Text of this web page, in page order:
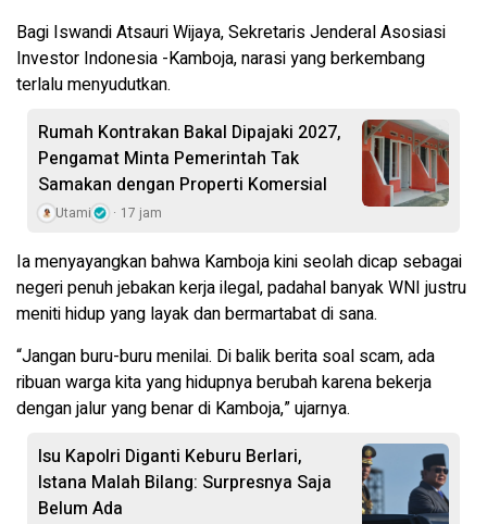
Bagi Iswandi Atsauri Wijaya, Sekretaris Jenderal Asosiasi
Investor Indonesia -Kamboja, narasi yang berkembang
terlalu menyudutkan.
Rumah Kontrakan Bakal Dipajaki 2027,
Pengamat Minta Pemerintah Tak
Samakan dengan Properti Komersial
Utami 17 jam
Ia menyayangkan bahwa Kamboja kini seolah dicap sebagai
negeri penuh jebakan kerja ilegal, padahal banyak WNI justru
meniti hidup yang layak dan bermartabat di sana.
“Jangan buru-buru menilai. Di balik berita soal scam, ada
ribuan warga kita yang hidupnya berubah karena bekerja
dengan jalur yang benar di Kamboja,” ujarnya.
Isu Kapolri Diganti Keburu Berlari,
Istana Malah Bilang: Surpresnya Saja
Belum Ada